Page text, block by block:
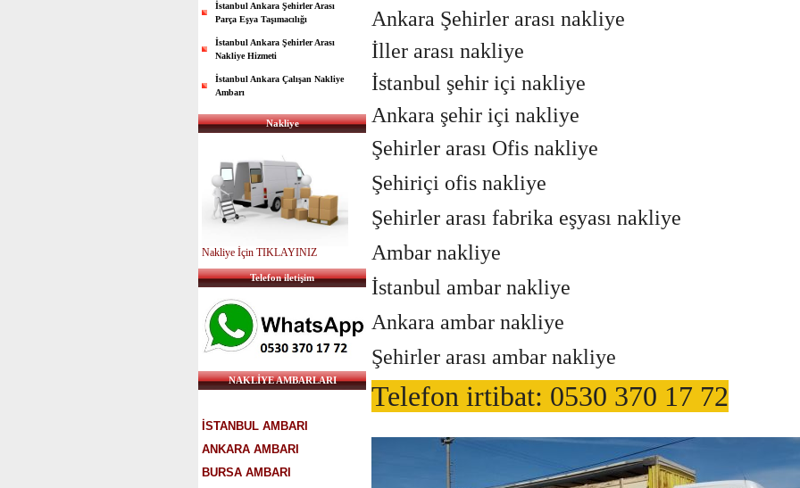
İstanbul Ankara Şehirler Arası
Parça Eşya Taşımacılığı
İstanbul Ankara Şehirler Arası
Nakliye Hizmeti
İstanbul Ankara Çalışan Nakliye
Ambarı
Nakliye
Nakliye İçin TIKLAYINIZ
Telefon iletişim
NAKLİYE AMBARLARI
İSTANBUL AMBARI
ANKARA AMBARI
BURSA AMBARI
Ankara Şehirler arası nakliye
İller arası nakliye
İstanbul şehir içi nakliye
Ankara şehir içi nakliye
Şehirler arası Ofis nakliye
Şehiriçi ofis nakliye
Şehirler arası fabrika eşyası nakliye
Ambar nakliye
İstanbul ambar nakliye
Ankara ambar nakliye
Şehirler arası ambar nakliye
Telefon irtibat: 0530 370 17 72